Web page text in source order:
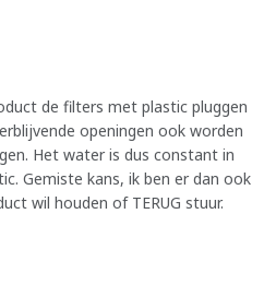
de filters met plastic pluggen
openingen ook worden
Het water is dus constant in
Gemiste kans, ik ben er dan ook
wil houden of TERUG stuur.